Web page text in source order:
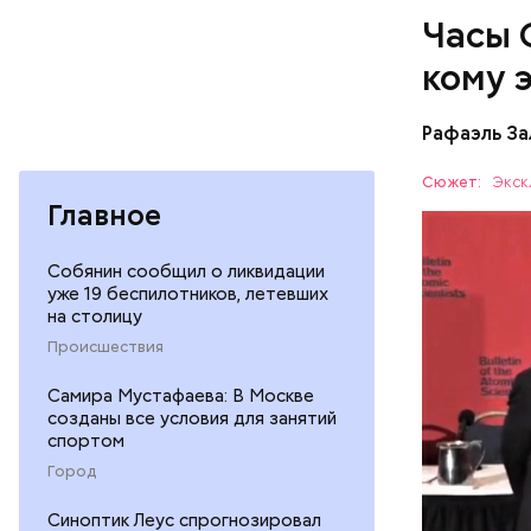
Главное
Собянин сообщил о ликвидации
уже 19 беспилотников, летевших
на столицу
Происшествия
Самира Мустафаева: В Москве
созданы все условия для занятий
спортом
Город
Синоптик Леус спрогнозировал
Часы
кому
Рафаэль
Сюжет:
Часы
— был
не раз
году часы
самое
холодная
на этой
Где
есть
говорить